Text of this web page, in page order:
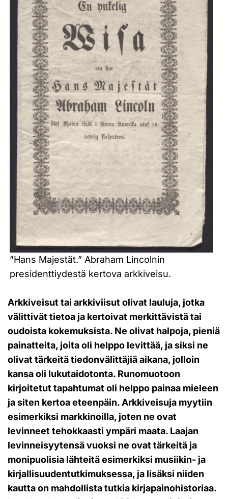
”Hans Majestät.” Abraham Lincolnin
presidenttiydestä kertova arkkiveisu.
Arkkiveisut tai arkkiviisut olivat lauluja, jotka
välittivät tietoa ja kertoivat merkittävistä tai
oudoista kokemuksista. Ne olivat halpoja, pieniä
painatteita, joita oli helppo levittää, ja siksi ne
olivat tärkeitä tiedonvälittäjiä aikana, jolloin
kansa oli lukutaidotonta. Runomuotoon
kirjoitetut tapahtumat oli helppo painaa mieleen
ja siten kertoa eteenpäin. Arkkiveisuja myytiin
esimerkiksi markkinoilla, joten ne ovat
levinneet tehokkaasti ympäri maata. Laajan
levinneisyytensä vuoksi ne ovat tärkeitä ja
monipuolisia lähteitä esimerkiksi musiikin- ja
kirjallisuudentutkimuksessa, ja lisäksi niiden
kautta on mahdollista tutkia kirjapainohistoriaa.